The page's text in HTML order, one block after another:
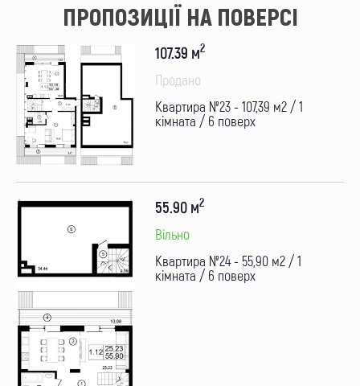
ПРОПОЗИЦІЇ НА ПОВЕРСІ
107.39 м2
Продано
Квартира №23 - 107,39 м2 / 1
кімната / 6 поверх
55.90 м2
Вільно
Квартира №24 - 55,90 м2 / 1
кімната / 6 поверх